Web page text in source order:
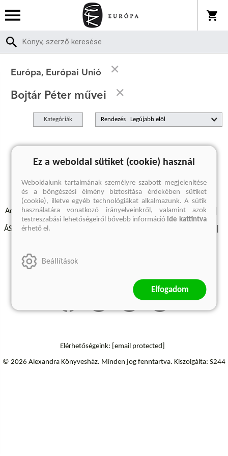
Európa, Európai Unió
Bojtár Péter művei
Kategóriák Rendezés
A keresett kifejezésre nincs találat
Adatvédelmi szabályzatok Elállási felmondási nyilatkozat
ÁSZF - Vásárlási feltételek
Szállítási információk
Elérhetőségeink: [email protected]
© 2026 Alexandra Könyvesház. Minden jog fenntartva. Kiszolgálta: S244
Ez a weboldal sütiket (cookie) használ
Weboldalunk tartalmának személyre szabott megjelenítése
és a böngészési élmény biztosítása érdekében sütiket
(cookie), illetve egyéb technológiákat alkalmazunk. A sütik
használatára vonatkozó irányelveinkről, valamint azok
testreszabási lehetőségeiről bővebb információide kattintva
érhető el.
Beállítások
Elfogadom